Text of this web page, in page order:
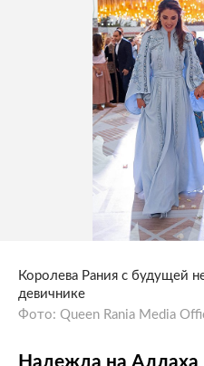
Королева Рания с будущей
девичнике
Фото: Queen Rania Media
Надежда на Аллаха